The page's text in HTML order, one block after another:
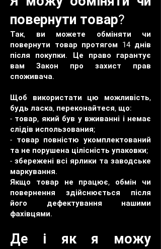
повернути товар?
Так, ви можете обміняти чи
повернути товар протягом 14 днів
після покупки. Це право гарантує
вам Закон про захист прав
споживача.
Щоб використати цю можливість,
будь ласка, переконайтеся, що:
- товар, який був у вживанні і немає
слідів использования;
- товар повністю укомплектований
та не порушена цілісність упаковки;
- збережені всі ярлики та заводське
маркування.
Якщо товар не працює, обмін чи
повернення здійснюється після
його дефектування нашими
фахівцями.
Де і як я можу